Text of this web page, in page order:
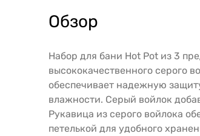
Обзор
Набор для бани Hot Pot из 3
высококачественного серого
обеспечивает надежную
влажности. Серый войлок
Рукавица из серого войлока
петелькой для удобного